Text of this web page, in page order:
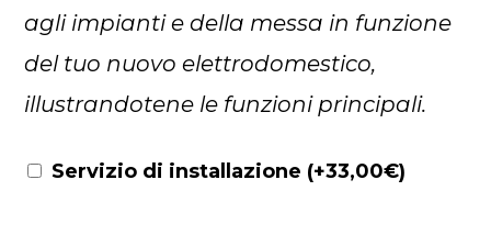
agli impianti e della messa in funzione
del tuo nuovo elettrodomestico,
illustrandotene le funzioni principali.
Servizio di installazione (+33,00€)